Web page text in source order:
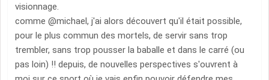
visionnage.
comme @michael, j'ai alors découvert qu'il était possible,
pour le plus commun des mortels, de servir sans trop
trembler, sans trop pousser la baballe et dans le carré (ou
pas loin) !! depuis, de nouvelles perspectives s'ouvrent à